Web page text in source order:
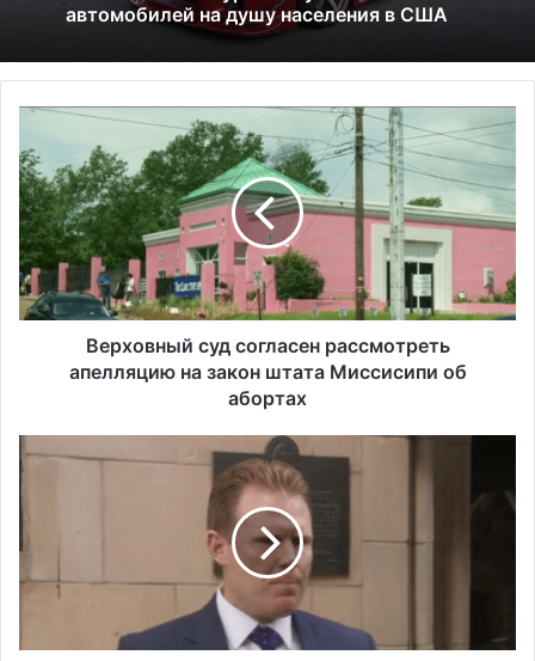
Исследование показало, что в Портленде
самый высокий уровень угона
автомобилей на душу населения в США
р
х
о
в
н
ы
й
г
Верховный суд согласен рассмотреть
апелляцию на закон штата Миссисипи об
абортах
н
ю
л